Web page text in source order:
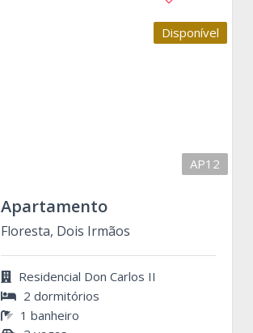
Disponível
AP12
Apartamento
Floresta, Dois Irmãos
Residencial Don Carlos II
2 dormitórios
1 banheiro